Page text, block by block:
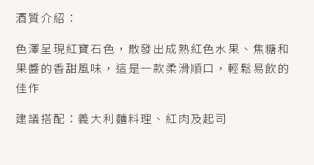
酒質介紹：
色澤呈現紅寶石色，散發出成熟紅色水果、焦糖和
果醬的香甜風味，這是一款柔滑順口，輕鬆易飲的
佳作
建議搭配：義大利麵料理、紅肉及起司